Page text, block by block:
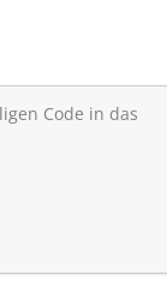
Code in das